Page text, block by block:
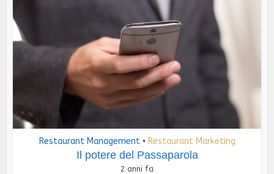
Restaurant Management • Restaurant Marketing
Il potere del Passaparola
2 anni fa